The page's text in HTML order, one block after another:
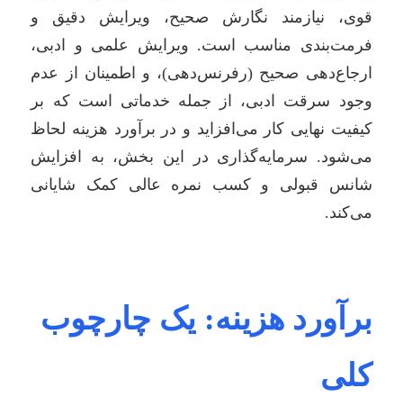
قوی، نیازمند نگارش صحیح، ویرایش دقیق و
فرمت‌بندی مناسب است. ویرایش علمی و ادبی،
ارجاع‌دهی صحیح (رفرنس‌دهی)، و اطمینان از عدم
وجود سرقت ادبی، از جمله خدماتی است که بر
کیفیت نهایی کار می‌افزاید و در برآورد هزینه لحاظ
می‌شود. سرمایه‌گذاری در این بخش، به افزایش
شانس قبولی و کسب نمره عالی کمک شایانی
می‌کند.
برآورد هزینه: یک چارچوب
کلی